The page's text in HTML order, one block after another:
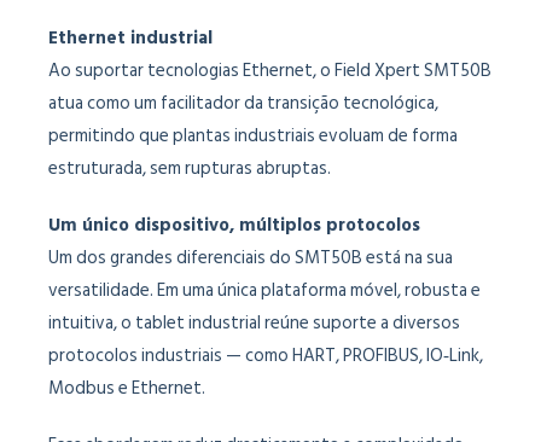
Ethernet industrial
Ao suportar tecnologias Ethernet, o Field Xpert SMT50B
atua como um facilitador da transição tecnológica,
permitindo que plantas industriais evoluam de forma
estruturada, sem rupturas abruptas.
Um único dispositivo, múltiplos protocolos
Um dos grandes diferenciais do SMT50B está na sua
versatilidade. Em uma única plataforma móvel, robusta e
intuitiva, o tablet industrial reúne suporte a diversos
protocolos industriais — como HART, PROFIBUS, IO‑Link,
Modbus e Ethernet.